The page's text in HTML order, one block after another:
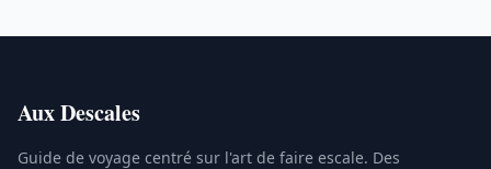
Aux Descales
Guide de voyage centré sur l'art de faire escale. Des